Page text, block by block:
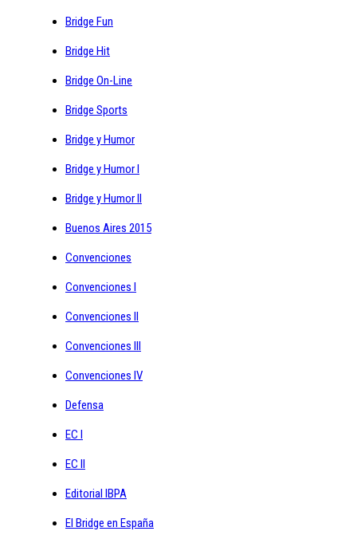
Bridge Fun
Bridge Hit
Bridge On-Line
Bridge Sports
Bridge y Humor
Bridge y Humor I
Bridge y Humor II
Buenos Aires 2015
Convenciones
Convenciones I
Convenciones II
Convenciones III
Convenciones IV
Defensa
EC I
EC II
Editorial IBPA
El Bridge en España